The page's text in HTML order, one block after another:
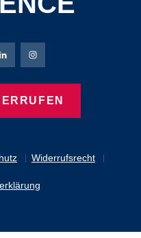
Widerrufsrecht
Facebook-Seite
Proenen Twitter Seite
Bierbaum-Proenen LinkedIn
Bierbaum-Proenen